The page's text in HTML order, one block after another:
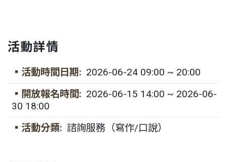
活動詳情
▪活動時間日期: 2026-06-24 09:00 ~ 20:00
▪開放報名時間: 2026-06-15 14:00 ~ 2026-06-
30 18:00
▪活動分類: 諮詢服務（寫作/口說）